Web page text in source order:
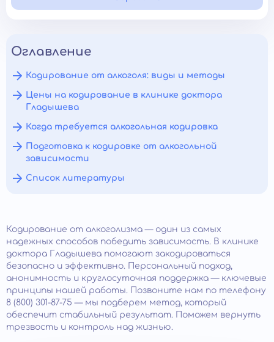
Оглавление
Кодирование от алкоголя: виды и методы
Цены на кодирование в клинике доктора
Гладышева
Когда требуется алкогольная кодировка
Подготовка к кодировке от алкогольной
зависимости
Список литературы
Кодирование от алкоголизма — один из самых
надежных способов победить зависимость. В клинике
доктора Гладышева помогают закодироваться
безопасно и эффективно. Персональный подход,
анонимность и круглосуточная поддержка — ключевые
принципы нашей работы. Позвоните нам по телефону
8 (800) 301-87-75 — мы подберем метод, который
обеспечит стабильный результат. Поможем вернуть
трезвость и контроль над жизнью.